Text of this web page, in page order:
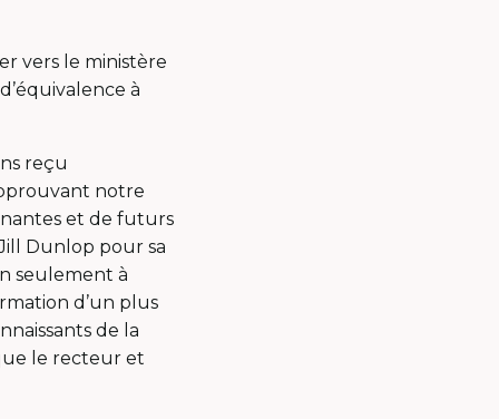
vers le ministère
à
reçu
notre
et de futurs
Dunlop pour sa
seulement à
d’un plus
de la
le recteur et